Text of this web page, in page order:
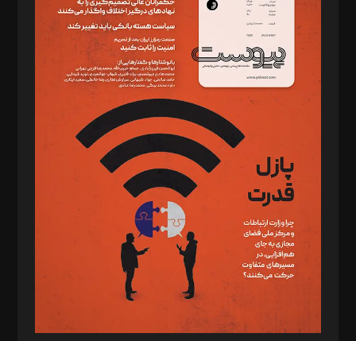
دبیر تحریریه: میثم قاسمی
د‌بیر ناداستان: سمانه سمیع
د‌بیر خدمت و تجارت: ابوالفضل رجبی
د‌بیر حقوق فناوری: حسام‌الدین ایپکچی
د‌بیر پیوست جهان: مینا پاکدل
د‌بیر تحریریه آنلاین: بابک نقاش
تحریریه‌: مجتبی محمود‌ی، آرش برهمند، یسنا امان‌پور، سروش کرمیان،
مصطفی مسجدی آرانی، ابوالفضل رجبی، زهرا فکرانه، فائزه فتحی
رستمی،مصطفی باستان
ویرایش: نگار استاد‌‌آقا
طراح یونیفرم: مجید توکلی
فیلمبرداری و عکاسی: امیر شفیعی، مانی لطفی زاده
گرافیک و صفحه‌آرایی: سید‌سبحان‌علی ثابت
مد‌یر توسعه تجاری: کامبیز برید‌
امور مالی: شاپور رهبری، محمد‌ کاظمی‌نیا